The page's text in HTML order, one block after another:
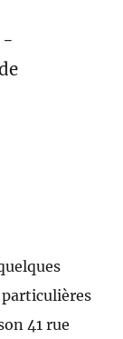
particulières
41 rue